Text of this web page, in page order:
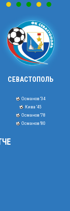
СЕВАСТОПОЛЬ
Османов '34
Кива '45
Османов '78
Османов '80